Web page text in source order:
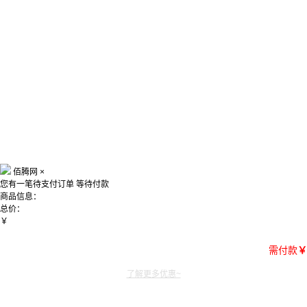
佰腾网 ×
您有一笔待支付订单 等待付款
商品信息：
总价：
￥
需付款￥
了解更多优惠~